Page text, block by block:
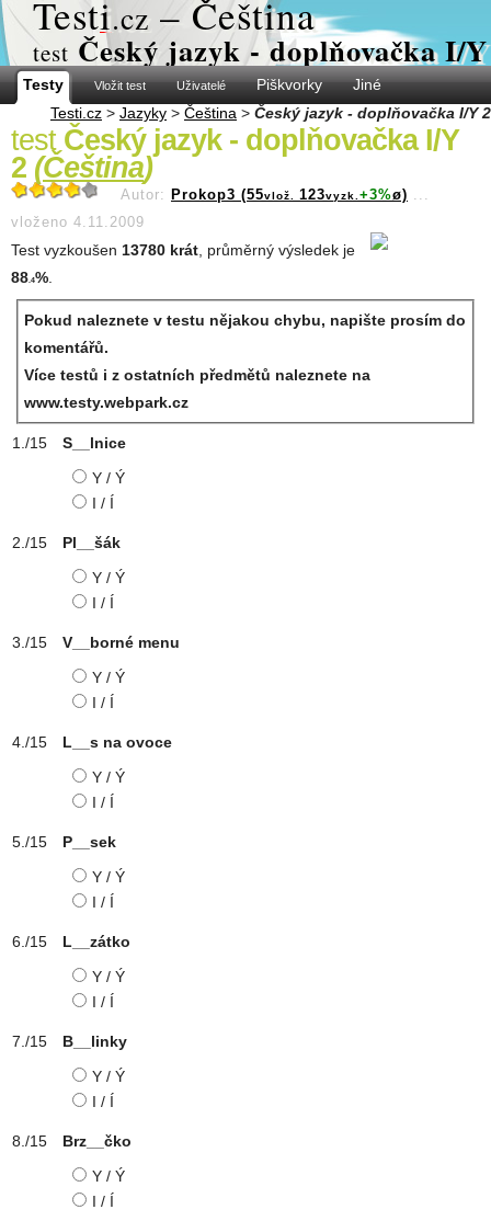
Testi.cz – Čeština
test Český jazyk - doplňovačka I/
Testy Vložit test Uživatelé Piškvorky
Jiné
Testi.cz > Jazyky > Čeština > Český jazyk - doplňovačka I/Y 2
test Český jazyk - doplňovačka I/Y
2 (Čeština)
Autor: Prokop3 (55vlož. 123vyzk. +3%ø) ...
vloženo 4.11.2009
Test vyzkoušen 13780 krát , průměrný výsledek je
88 .4%
Pokud naleznete v testu nějakou chybu, napište prosím do
komentářů.
Více testů i z ostatních předmětů naleznete na
www.testy.webpark.cz
S__lnice
Y / Ý
I / Í
Pl__šák
Y / Ý
I / Í
V__borné menu
Y / Ý
I / Í
L__s na ovoce
Y / Ý
I / Í
P__sek
Y / Ý
I / Í
L__zátko
Y / Ý
I / Í
B__linky
Y / Ý
I / Í
Brz__čko
Y / Ý
I / Í